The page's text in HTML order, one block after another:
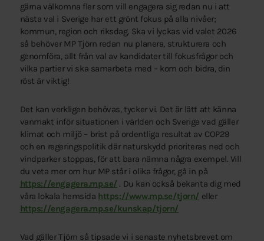
gärna välkomna fler som vill engagera sig redan nu i att
nästa val i Sverige har ett grönt fokus på alla nivåer;
kommun, region och riksdag. Ska vi lyckas vid valet 2026
så behöver MP Tjörn redan nu planera, strukturera och
genomföra, allt från val av kandidater till fokusfrågor och
vilka partier vi ska samarbeta med – kom och bidra, din
röst är viktig!
Det kan verkligen behövas, tycker vi. Det är lätt att känna
vanmakt inför situationen i världen och Sverige vad gäller
klimat och miljö – brist på ordentliga resultat av COP29
och en regeringspolitik där naturskydd prioriteras ned och
vindparker stoppas, för att bara nämna några exempel. Vill
du veta mer om hur MP står i olika frågor, gå in på
https://engagera.mp.se/ . Du kan också bekanta dig med
våra lokala hemsida https://www.mp.se/tjorn/ eller
https://engagera.mp.se/kunskap/tjorn/
Vad gäller Tjörn så tipsade vi i senaste nyhetsbrevet om